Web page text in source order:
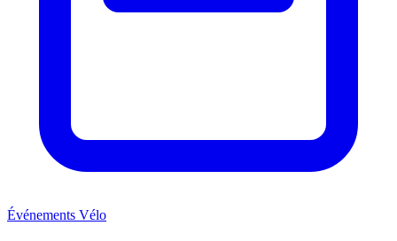
Événements Vélo